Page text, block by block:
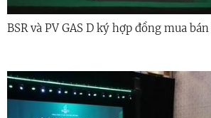
BSR và PV GAS D ký hợp đồng mua